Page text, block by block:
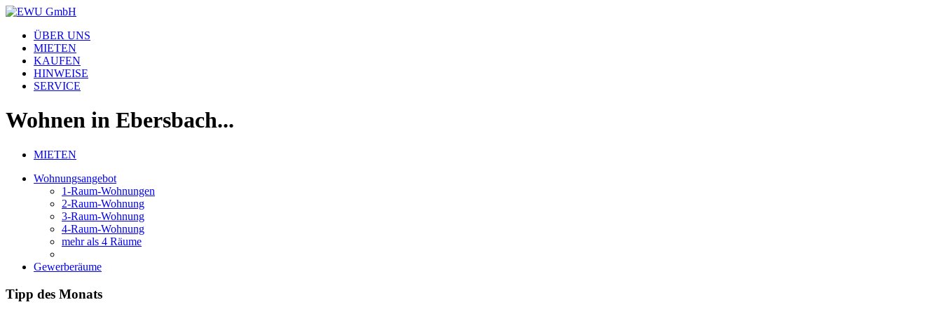
ÜBER UNS
MIETEN
KAUFEN
HINWEISE
SERVICE
Wohnen in Ebersbach...
MIETEN
Wohnungsangebot
1-Raum-Wohnungen
2-Raum-Wohnung
3-Raum-Wohnung
4-Raum-Wohnung
mehr als 4 Räume
Gewerberäume
Tipp des Monats